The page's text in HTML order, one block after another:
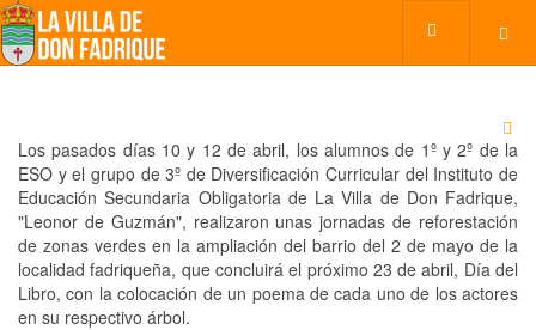
Los pasados días 10 y 12 de abril, los alumnos de 1º y 2º de la
ESO y el grupo de 3º de Diversificación Curricular del Instituto de
Educación Secundaria Obligatoria de La Villa de Don Fadrique,
"Leonor de Guzmán", realizaron unas jornadas de reforestación
de zonas verdes en la ampliación del barrio del 2 de mayo de la
localidad fadriqueña, que concluirá el próximo 23 de abril, Día del
Libro, con la colocación de un poema de cada uno de los actores
en su respectivo árbol.